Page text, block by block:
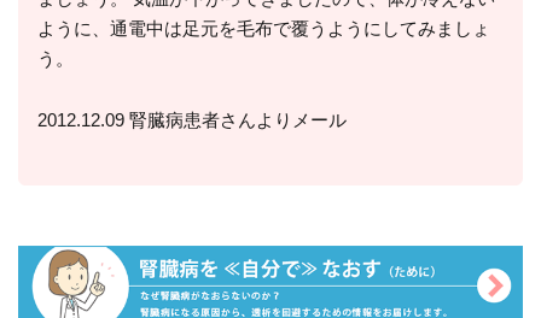
ように、通電中は足元を毛布で覆うようにしてみましょ
う。
2012.12.09 腎臓病患者さんよりメール